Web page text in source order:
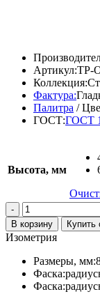
Артикул:TP-
Коллекция:
Фактура:
Палитра /
ГОСТ:ГОСТ
Высота, мм
Количество
товара
Тротуарная
плитка
«Старый
Город»,
Колормикс,
В корзину Купить
Изометрия
Размеры, мм:
Фаска:
Фаска: